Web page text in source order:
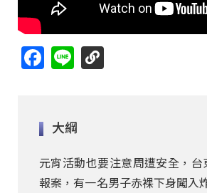
Facebook
Line
大綱
元宵活動也要注意周遭安全，
報案，有一名男子赤裸下身闖入